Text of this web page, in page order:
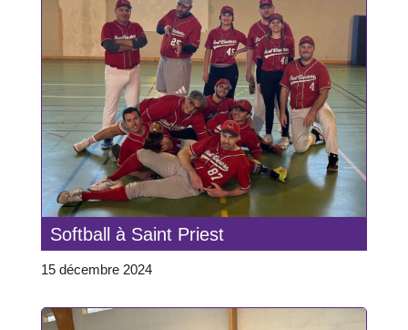
Softball à Saint Priest
15 décembre 2024